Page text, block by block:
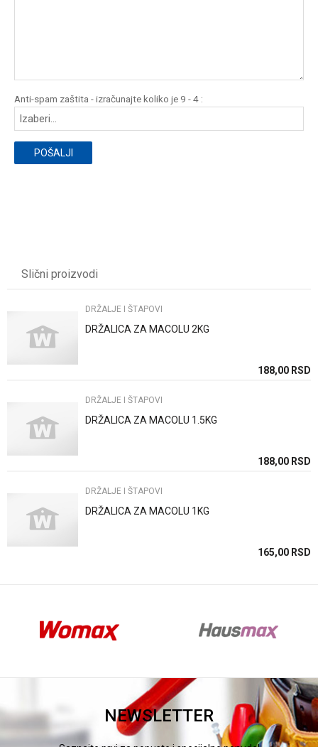
Anti-spam zaštita - izračunajte koliko je 9 - 4 :
POŠALJI
Slični proizvodi
DRŽALJE I ŠTAPOVI
DRŽALICA ZA MACOLU 2KG
188,00 RSD
DRŽALJE I ŠTAPOVI
DRŽALICA ZA MACOLU 1.5KG
188,00 RSD
DRŽALJE I ŠTAPOVI
DRŽALICA ZA MACOLU 1KG
165,00 RSD
NEWSLETTER